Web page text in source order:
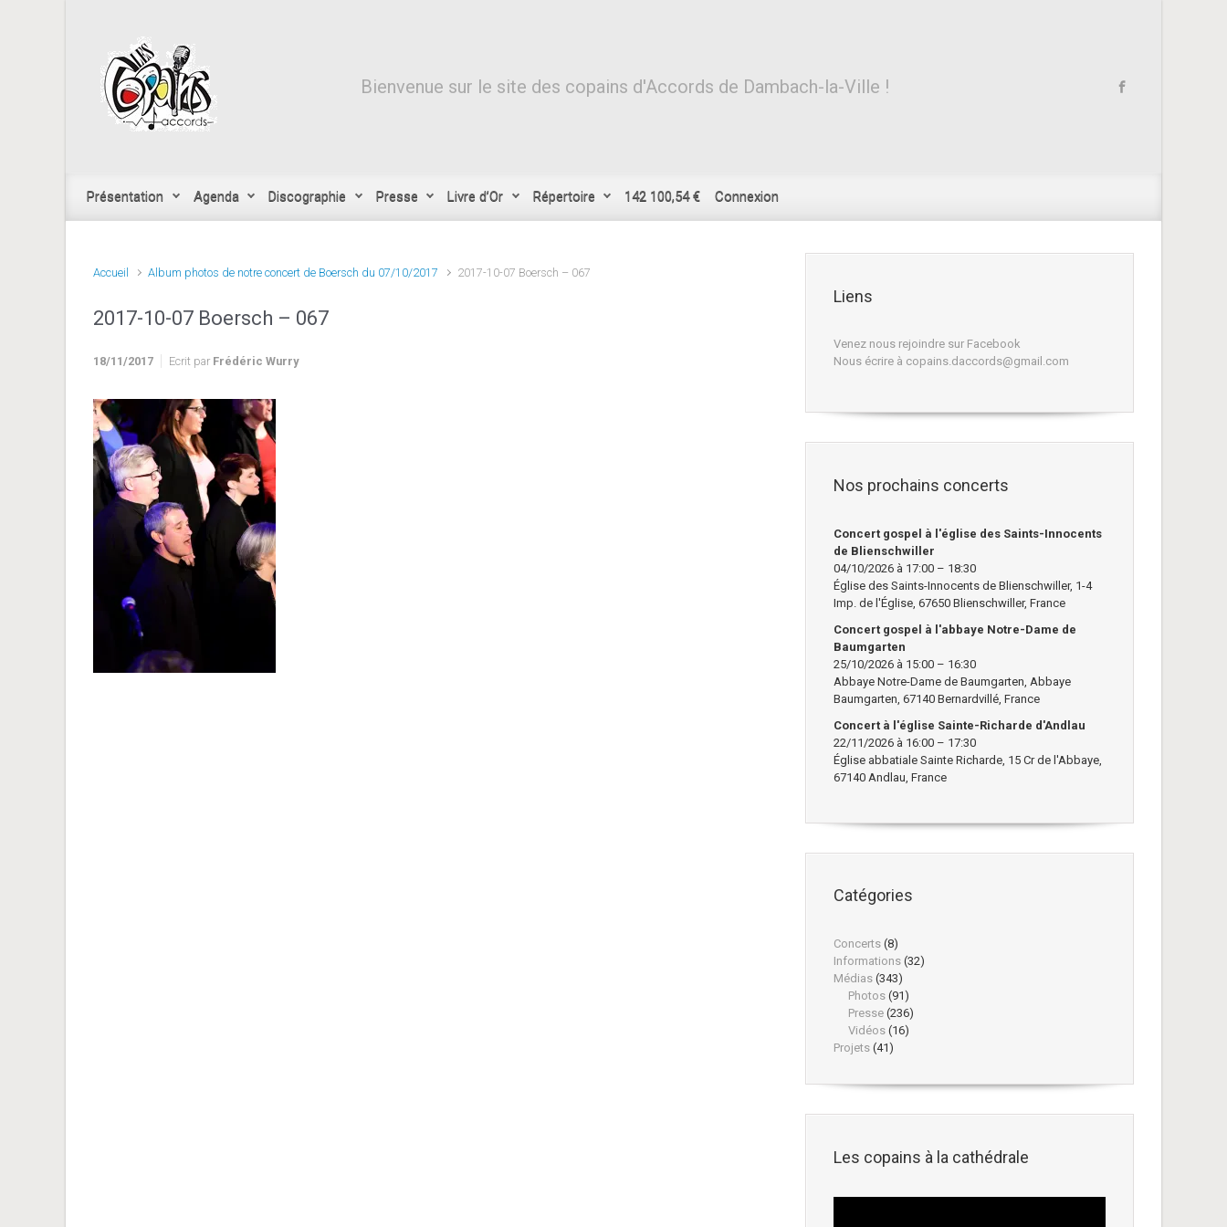
Bienvenue sur le site des copains d'Accords de Dambach-la-Ville !
Présentation Agenda Discographie Presse Livre d’Or Répertoire 142 100,54 € Connexion
Accueil Album photos de notre concert de Boersch du 07/10/2017 2017-10-07 Boersch – 067
2017-10-07 Boersch – 067
18/11/2017 Ecrit par Frédéric Wurry
Liens
Venez nous rejoindre sur Facebook
Nous écrire à copains.daccords@gmail.com
Nos prochains concerts
Concert gospel à l'église des Saints-Innocents
de Blienschwiller
04/10/2026 à 17:00 – 18:30
Église des Saints-Innocents de Blienschwiller, 1-4
Imp. de l'Église, 67650 Blienschwiller, France
Concert gospel à l'abbaye Notre-Dame de
Baumgarten
25/10/2026 à 15:00 – 16:30
Abbaye Notre-Dame de Baumgarten, Abbaye
Baumgarten, 67140 Bernardvillé, France
Concert à l'église Sainte-Richarde d'Andlau
22/11/2026 à 16:00 – 17:30
Église abbatiale Sainte Richarde, 15 Cr de l'Abbaye,
67140 Andlau, France
Catégories
Concerts (8)
Informations (32)
Médias (343)
Photos (91)
Presse (236)
Vidéos (16)
Projets (41)
Les copains à la cathédrale